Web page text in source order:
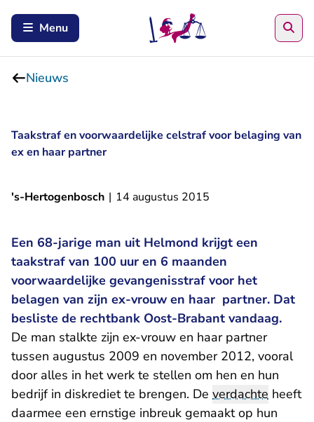
Menu
Nieuws
Taakstraf en voorwaardelijke celstraf voor belaging van
ex en haar partner
's-Hertogenbosch | 14 augustus 2015
Een 68-jarige man uit Helmond krijgt een
taakstraf van 100 uur en 6 maanden
voorwaardelijke gevangenisstraf voor het
belagen van zijn ex-vrouw en haar partner. Dat
besliste de rechtbank Oost-Brabant vandaag.
De man stalkte zijn ex-vrouw en haar partner
tussen augustus 2009 en november 2012, vooral
door alles in het werk te stellen om hen en hun
bedrijf in diskrediet te brengen. De verdachte heeft
daarmee een ernstige inbreuk gemaakt op hun